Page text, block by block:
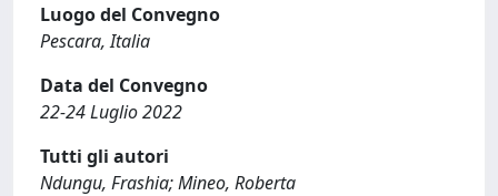
Luogo del Convegno
Pescara, Italia
Data del Convegno
22-24 Luglio 2022
Tutti gli autori
Ndungu, Frashia; Mineo, Roberta